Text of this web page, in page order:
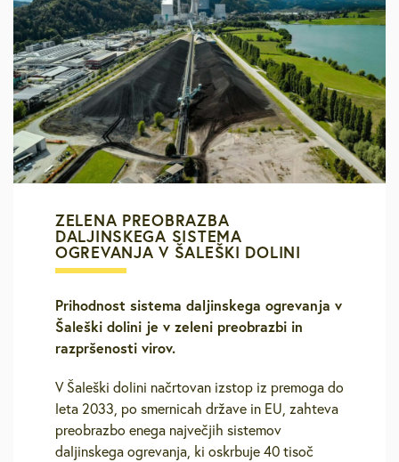
ZELENA PREOBRAZBA
DALJINSKEGA SISTEMA
OGREVANJA V ŠALEŠKI DOLINI
Prihodnost sistema daljinskega ogrevanja v
Šaleški dolini je v zeleni preobrazbi in
razpršenosti virov.
V Šaleški dolini načrtovan izstop iz premoga do
leta 2033, po smernicah države in EU, zahteva
preobrazbo enega največjih sistemov
daljinskega ogrevanja, ki oskrbuje 40 tisoč